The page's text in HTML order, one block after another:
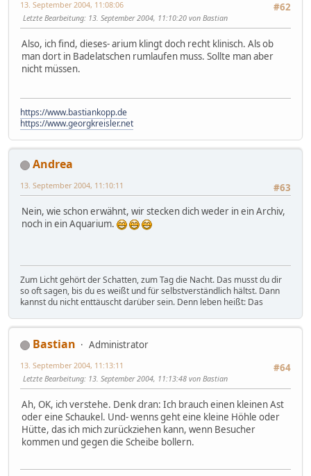
#62
13. September 2004, 11:08:06
Letzte Bearbeitung: 13. September 2004, 11:10:20 von Bastian
Also, ich find, dieses- arium klingt doch recht klinisch. Als ob
man dort in Badelatschen rumlaufen muss. Sollte man aber
nicht müssen.
https://www.bastiankopp.de
https://www.georgkreisler.net
Andrea
#63
13. September 2004, 11:10:11
Nein, wie schon erwähnt, wir stecken dich weder in ein Archiv,
noch in ein Aquarium.
Zum Licht gehört der Schatten, zum Tag die Nacht. Das musst du dir
so oft sagen, bis du es weißt und für selbstverständlich hältst. Dann
kannst du nicht enttäuscht darüber sein. Denn leben heißt: Das
Bastian
Administrator
#64
13. September 2004, 11:13:11
Letzte Bearbeitung: 13. September 2004, 11:13:48 von Bastian
Ah, OK, ich verstehe. Denk dran: Ich brauch einen kleinen Ast
oder eine Schaukel. Und- wenns geht eine kleine Höhle oder
Hütte, das ich mich zurückziehen kann, wenn Besucher
kommen und gegen die Scheibe bollern.